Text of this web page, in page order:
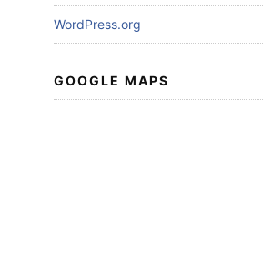
WordPress.org
GOOGLE MAPS